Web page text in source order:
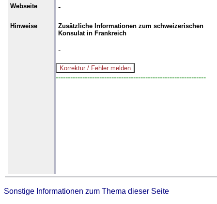
Webseite -
Hinweise
Zusätzliche Informationen zum schweizerischen
Konsulat in Frankreich
-
--------------------------------------------------------------
Sonstige Informationen zum Thema dieser Seite